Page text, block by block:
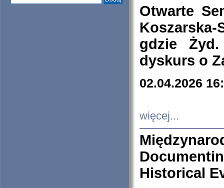
Otwarte
Koszarska-
gdzie
dyskurs o
02.04.2026
więcej...
Historical